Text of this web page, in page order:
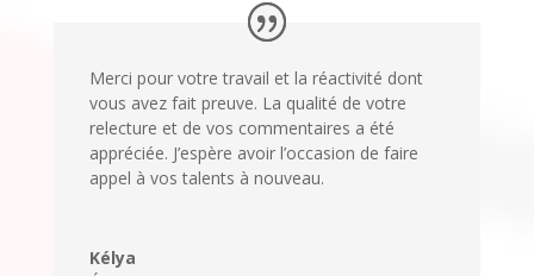
Merci pour votre travail et la réactivité dont
vous avez fait preuve. La qualité de votre
relecture et de vos commentaires a été
appréciée. J’espère avoir l’occasion de faire
appel à vos talents à nouveau.
Kélya